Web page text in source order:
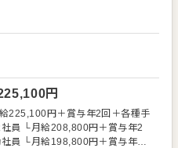
ました。 将来は、エリアマネー
現に代表も地方のFC店勤務から
詰めました。独立したい方も応
は ◇接客・調理 ◇アルバイトの
売上管理 ◇店舗イベント企画
なったら、店舗の数値管理や同
イベントなども企画・開催しま
円
225,100円＋賞与年2回＋各種手
員 └月給208,800円＋賞与年2
員 └月給198,800円＋賞与年2